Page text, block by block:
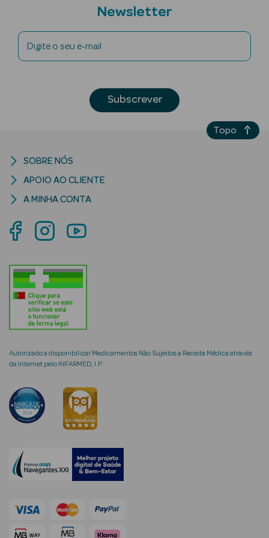
Hidratantes
Creme de Olhos
Limpeza Facial
Desmaquilhantes
Solares
Máscaras
Faciais
Esfoliantes
Coffrets
Newsletter
Digite o seu e-mail
Subscrever
Autorizado a disponibilizar Medicamentos Não Sujeitos a Receita Médica através
da Internet pelo INFARMED, I.P.
SOBRE NÓS
APOIO AO CLIENTE
A MINHA CONTA
Topo